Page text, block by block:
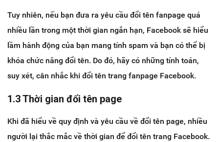
Tuy nhiên, nếu bạn đưa ra yêu cầu đổi tên fanpage quá
nhiều lần trong một thời gian ngắn hạn, Facebook sẽ hiểu
lầm hành động của bạn mang tính spam và bạn có thể bị
khóa chức năng đổi tên. Do đó, hãy có những tính toán,
suy xét, cân nhắc khi đổi tên trang fanpage Facebook.
1.3 Thời gian đổi tên page
Khi đã hiểu về quy định và yêu cầu về đổi tên page, nhiều
người lại thắc mắc về thời gian để đổi tên trang Facebook.